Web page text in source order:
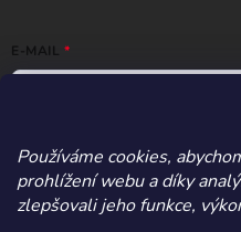
Používáme cookies,
prohlížení webu a díky
zlepšovali jeho funkce,
E-MAIL
Vložením e-mailu souhlasíte s
Přihlásit se